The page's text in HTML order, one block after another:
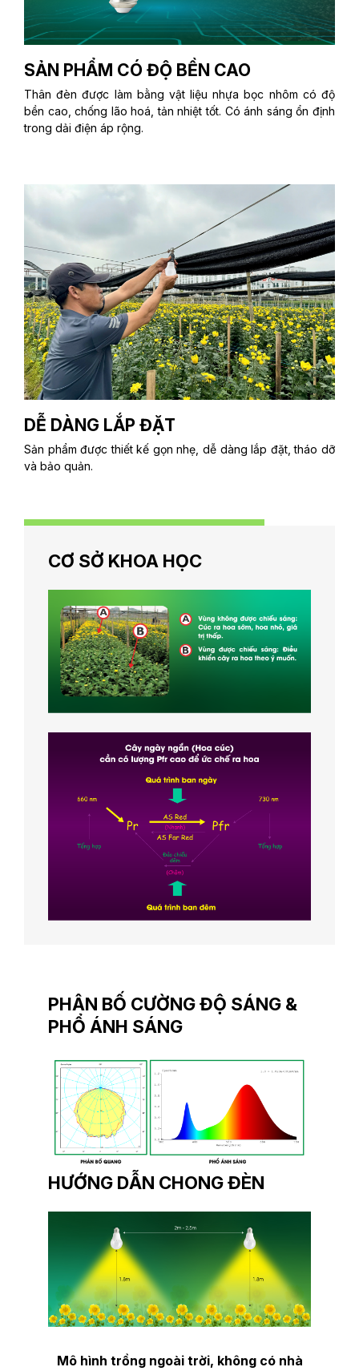
SẢN PHẨM CÓ ĐỘ BỀN CAO
Thân đèn được làm bằng vật liệu nhựa bọc nhôm có độ
bền cao, chống lão hoá, tản nhiệt tốt. Có ánh sáng ổn định
trong dải điện áp rộng.
DỄ DÀNG LẮP ĐẶT
Sản phẩm được thiết kế gọn nhẹ, dễ dàng lắp đặt, tháo dỡ
và bảo quản.
CƠ SỞ KHOA HỌC
PHÂN BỐ CƯỜNG ĐỘ SÁNG &
PHỔ ÁNH SÁNG
HƯỚNG DẪN CHONG ĐÈN
Mô hình trồng ngoài trời, không có nhà